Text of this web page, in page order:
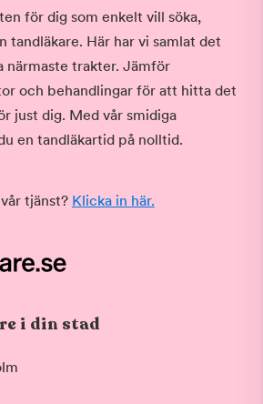
för dig som enkelt vill söka,
tandläkare. Här har vi samlat det
närmaste trakter. Jämför
och behandlingar för att hitta det
just dig. Med vår smidiga
en tandläkartid på nolltid.
tjänst? Klicka in här.
i din stad